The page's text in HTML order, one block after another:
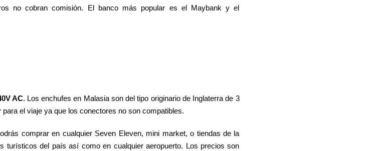
no cobran comisión. El banco más popular es el Maybank y el
AC. Los enchufes en Malasia son del tipo originario de Inglaterra de 3
para el viaje ya que los conectores no son compatibles.
comprar en cualquier Seven Eleven, mini market, o tiendas de la
turísticos del país así como en cualquier aeropuerto. Los precios son